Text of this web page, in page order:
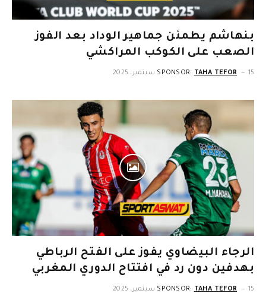
بنهاشم يطمئن جماهير الوداد بعد الفوز
الصعب على الكوكب المراكشي
SPONSOR: TAHA TEFOR 15 سبتمبر، 2025
الرجاء البيضاوي يفوز على الفتح الرباطي
بهدفين دون رد في افتتاح الدوري المغربي
SPONSOR: TAHA TEFOR 15 سبتمبر، 2025